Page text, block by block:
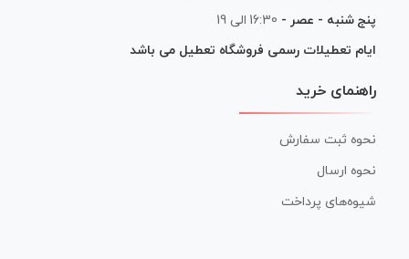
پنج شنبه - عصر - 16:30 الی 19
ایام تعطیلات رسمی فروشگاه تعطیل می باشد
راهنمای خرید
نحوه ثبت سفارش
نحوه ارسال
شیوه‌های پرداخت